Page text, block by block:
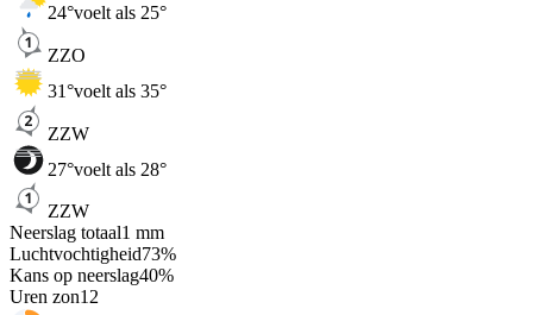
24°voelt als 25°
ZZO
31°voelt als 35°
ZZW
27°voelt als 28°
ZZW
Neerslag totaal1 mm
Luchtvochtigheid73%
Kans op neerslag40%
Uren zon12